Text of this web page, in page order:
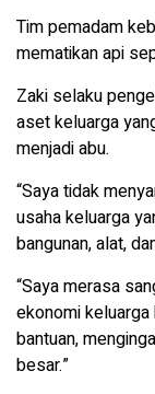
Tim pemadam
mematikan api
Zaki selaku
aset keluarga
menjadi abu.
“Saya tidak
usaha keluarga
bangunan, alat,
“Saya merasa
ekonomi keluarga
bantuan,
besar.”